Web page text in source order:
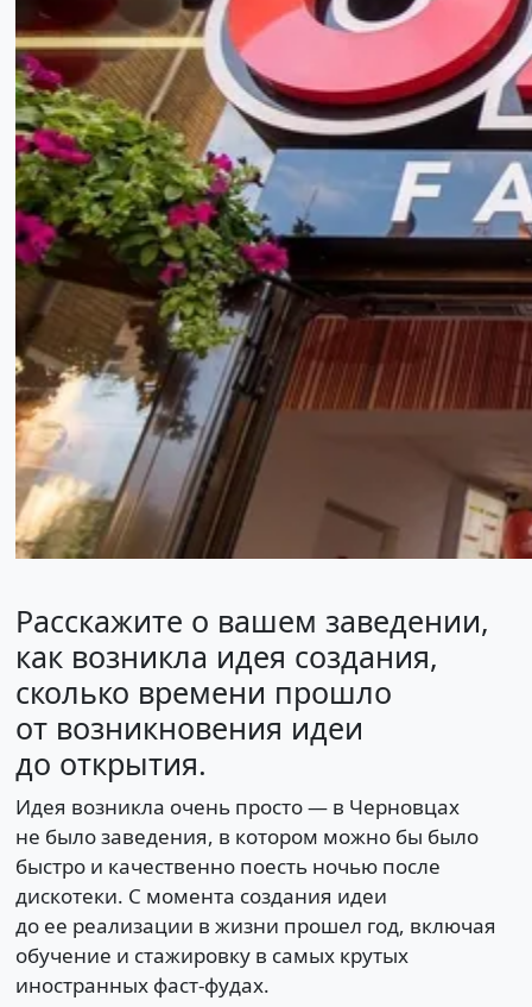
Расскажите о вашем заведении,
как возникла идея создания,
сколько времени прошло
от возникновения идеи
до открытия.
Идея возникла очень просто — в Черновцах
не было заведения, в котором можно бы было
быстро и качественно поесть ночью после
дискотеки. С момента создания идеи
до ее реализации в жизни прошел год, включая
обучение и стажировку в самых крутых
иностранных фаст-фудах.